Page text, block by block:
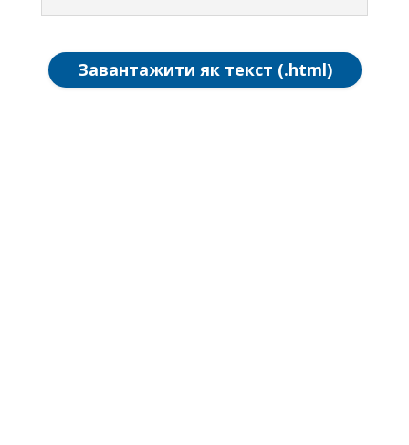
Завантажити як текст (.html)